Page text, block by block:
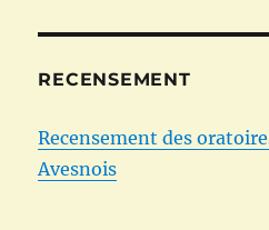
RECENSEMENT
Recensement des
Avesnois